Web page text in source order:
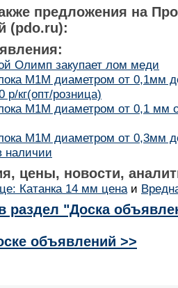
предложения на
(pdo.ru):
Олимп закупает лом меди
М1М диаметром от 0,1мм
р/кг(опт/розница)
М1М диаметром от 0,1 мм
М1М диаметром от 0,3мм
наличии
цены, новости,
Катанка 14 мм цена и
раздел "Доска
объявлений >>